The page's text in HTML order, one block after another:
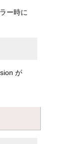
ー時に
が